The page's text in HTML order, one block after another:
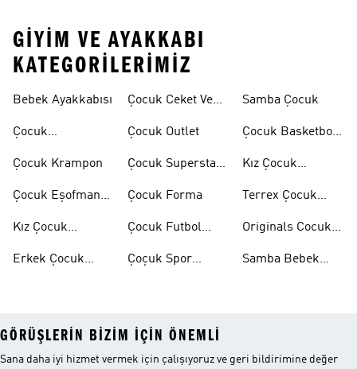
GIYIM VE AYAKKABI
KATEGORILERIMIZ
Bebek Ayakkabısı
Çocuk
Çocuk Krampon
Çocuk Eşofman
Kız Çocuk
Erkek Çocuk
Çocuk Ceket Ve
Çocuk Outlet
Çocuk Superstar
Çocuk Forma
Çocuk Futbol
Çoçuk Spor
Samba Çocuk
Çocuk Basketbol
Kız Çocuk
Terrex Çocuk
Originals Cocuk
Samba Bebek
GÖRÜŞLERIN BIZIM IÇIN ÖNEMLI
Sana daha iyi hizmet vermek için çalışıyoruz ve geri bildirimine değer